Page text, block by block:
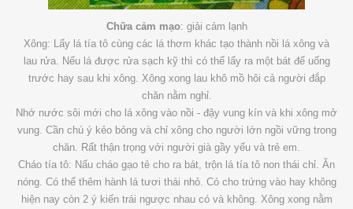
Chữa cảm mạo: giải cảm lạnh
Xông: Lấy lá tía tô cùng các lá thơm khác tạo thành nồi lá xông và
lau rửa. Nếu lá được rửa sạch kỹ thì có thể lấy ra một bát để uống
trước hay sau khi xông. Xông xong lau khô mồ hôi cả người đắp
chăn nằm nghỉ.
Nhớ nước sôi mới cho lá xông vào nồi - đậy vung kín và khi xông mở
vung. Cần chú ý kẻo bỏng và chỉ xông cho người lớn ngồi vững trong
chăn. Rất thận trọng với người già gầy yếu và trẻ em.
Cháo tía tô: Nấu cháo gạo tẻ cho ra bát, trộn lá tía tô non thái chỉ. Ăn
nóng. Có thể thêm hành lá tươi thái nhỏ. Có cho trứng vào hay không
hiện nay còn 2 ý kiến trái ngược nhau có và không. Xông xong nằm